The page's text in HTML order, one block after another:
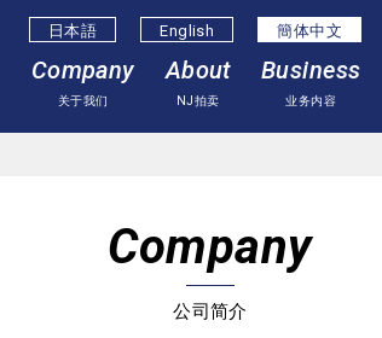
日本語 English 簡体中⽂
Company
关于我们
About
NJ拍卖
Business
业务内容
Company
公司简介